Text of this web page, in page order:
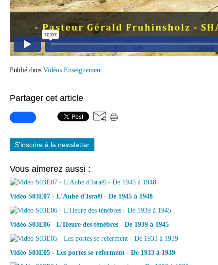
Publié dans Vidéos Enseignement
Partager cet article
S'inscrire à la newsletter
Vous aimerez aussi :
Vidéo S03E07 - L'Aube d'Israël - De 1945 à 1948
Vidéo S03E06 - L'Heure des ténèbres - De 1939 à 1945
Vidéo S03E05 - Les portes se referment - De 1933 à 1939